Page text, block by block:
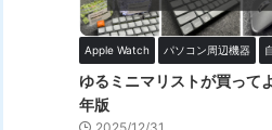
Apple Watch パソコン周辺機器
ゆるミニマリストが買って
年版